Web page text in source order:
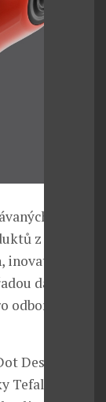
z celého
inovativní
dalších
Design
„Toto